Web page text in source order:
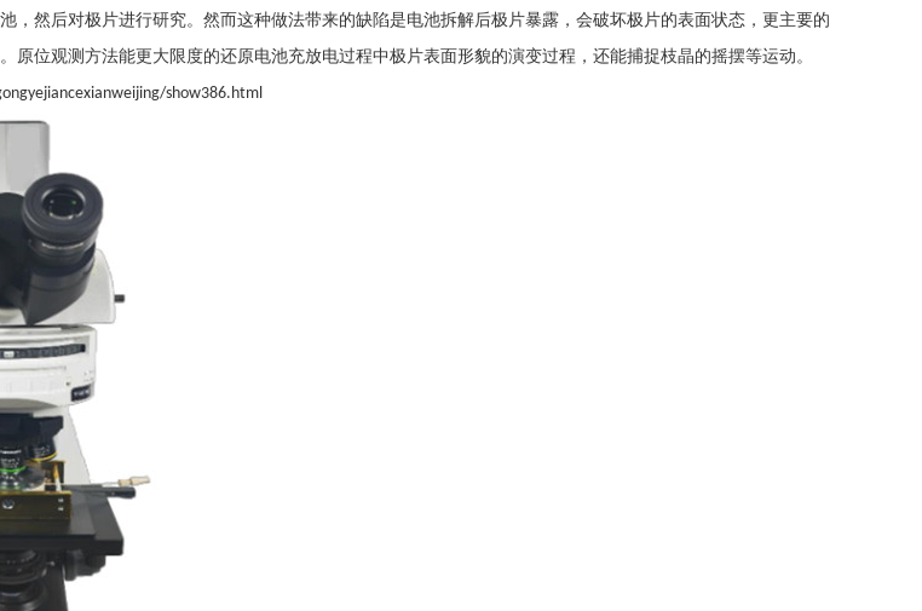
，然后对极片进行研究。然而这种做法带来的缺陷是电池拆解后极片暴露，会破坏极片的表面状态，更主要的
原位观测方法能更大限度的还原电池充放电过程中极片表面形貌的演变过程，还能捕捉枝晶的摇摆等运动。
show386.html